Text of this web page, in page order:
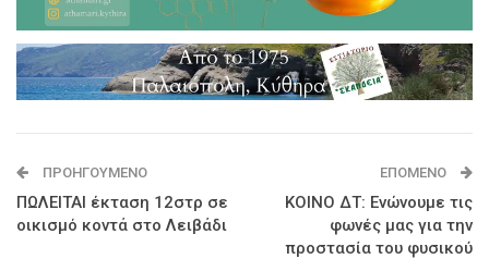
ΠΡΟΗΓΟΎΜΕΝΟ
ΠΩΛΕΙΤΑΙ έκταση 12στρ σε
οικισμό κοντά στο Λειβάδι
ΕΠΌΜΕΝΟ
ΚΟΙΝΟ ΔΤ: Ενώνουμε τις
φωνές μας για την
προστασία του φυσικού